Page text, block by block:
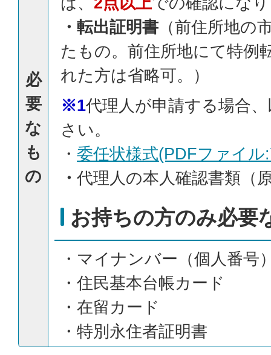
必
要
な
も
の
・転出証明書 （前住所地の
たもの。前住所地にて特例
れた方は省略可。）
※1代理人が申請する場合
さい。
・ 委任状様式(PDFファイル
・ 代理人の本人確認書類（
お持ちの方のみ必要
・マイナンバー（個人番号
・住民基本台帳カード
・在留カード
・特別永住者証明書